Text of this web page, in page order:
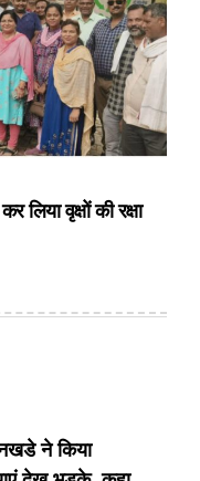
लिया वृक्षों की रक्षा
ने किया